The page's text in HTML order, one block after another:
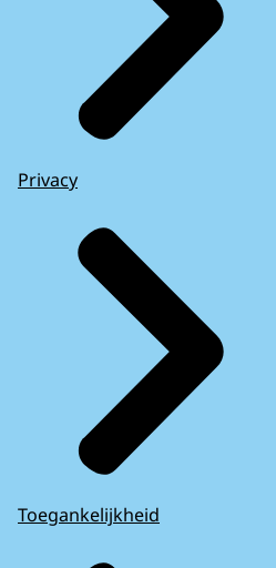
Privacy
Toegankelijkheid